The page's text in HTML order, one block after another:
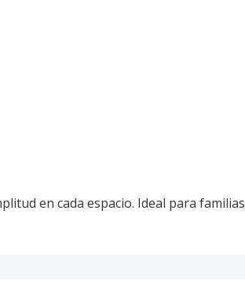
en cada espacio. Ideal para familias